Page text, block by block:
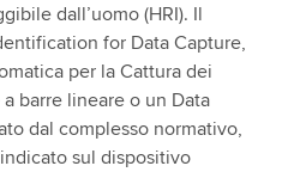
dall’uomo (HRI). Il
for Data Capture,
per la Cattura dei
barre lineare o un Data
dal complesso normativo,
sul dispositivo